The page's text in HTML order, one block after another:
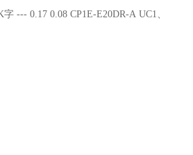
--- 0.17 0.08 CP1E-E20DR-A UC1、